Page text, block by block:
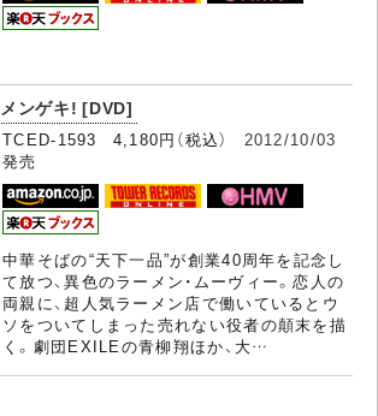
メンゲキ! [DVD]
TCED-1593 4,180円（税込） 2012/10/03
発売
中華そばの“天下一品”が創業40周年を記念し
て放つ、異色のラーメン・ムーヴィー。恋人の
両親に、超人気ラーメン店で働いているとウ
ソをついてしまった売れない役者の顛末を描
く。劇団EXILEの青柳翔ほか、大…